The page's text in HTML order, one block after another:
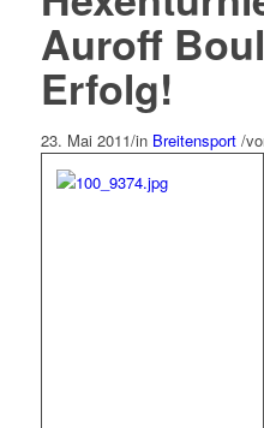
Auroff
Erfolg!
23. Mai 2011/in Breitensport /